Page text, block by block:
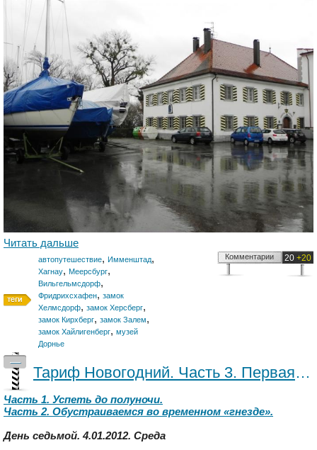
Читать дальше
автопутешествие, Имменштад,
Хагнау, Меерсбург,
Вильгельмсдорф,
Фридрихсхафен, замок
Хелмсдорф, замок Херсберг,
замок Кирхберг, замок Залем,
замок Хайлигенберг, музей
Дорнье
20 +20
Комментарии
—
Тариф Новогодний. Часть 3. Первая вылазка.
Часть 1. Успеть до полуночи.
Часть 2. Обустраиваемся во временном «гнезде».
День седьмой. 4.01.2012. Среда